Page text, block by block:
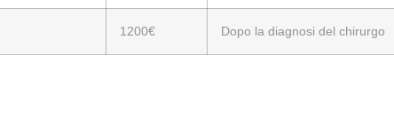
1200€ Dopo la diagnosi del chirurgo